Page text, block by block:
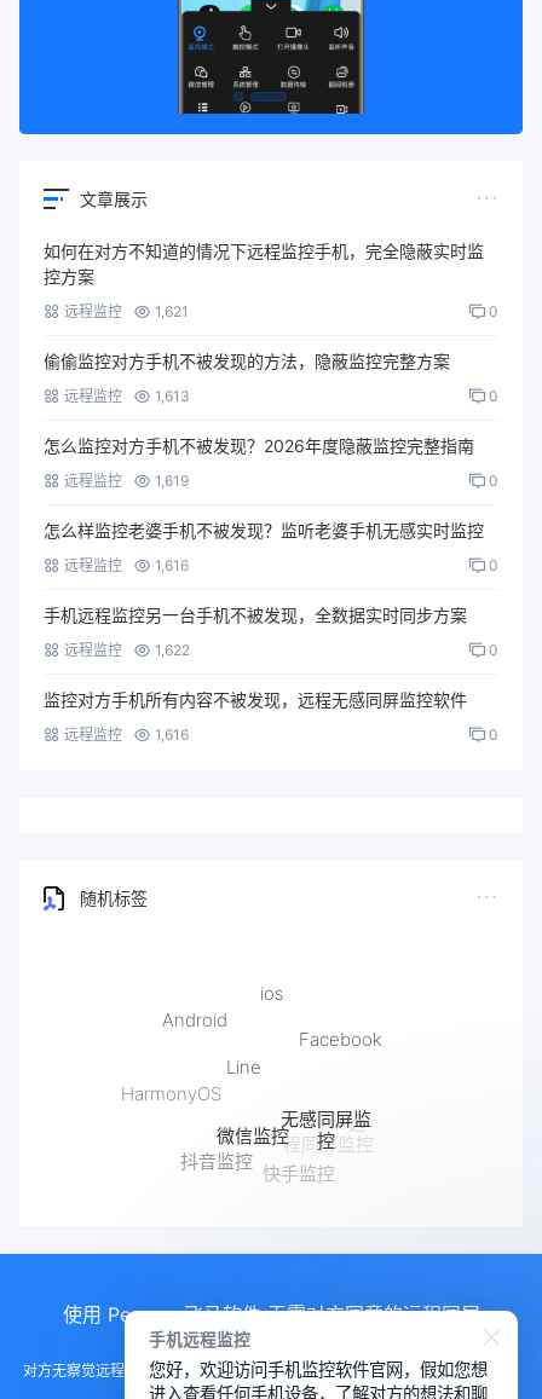
文章展示
如何在对方不知道的情况下远程监控手机，完全隐蔽实时监
控方案
远程监控 1,621 0
偷偷监控对方手机不被发现的方法，隐蔽监控完整方案
远程监控 1,613 0
怎么监控对方手机不被发现？2026年度隐蔽监控完整指南
远程监控 1,619 0
怎么样监控老婆手机不被发现？监听老婆手机无感实时监控
远程监控 1,616 0
手机远程监控另一台手机不被发现，全数据实时同步方案
远程监控 1,622 0
监控对方手机所有内容不被发现，远程无感同屏监控软件
远程监控 1,616 0
随机标签
Safari浏览历史记录恢复
iPhone远
程同屏监控
快手监控
抖音监控
微信监控
使用 Pegasus飞马软件 无需对方同意的远程同屏
对方无察觉远程控制手机， 远程控制手机的软件，手机监测另一部手机软件，
手机远程监控
您好，欢迎访问手机监控软件官网，假如您想
进入查看任何手机设备，了解对方的想法和聊